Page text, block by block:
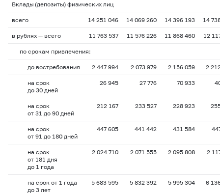
Вклады (депозиты) физических лиц
всего 14 251 046 14 069 260 14 396 193 14
в рублях — всего 11 763 537 11 576 226 11 868 460 12
по срокам привлечения:
до востребования 2 447 994 2 073 979 2 156 059 2
на срок
до 30 дней
26 945 27 776 70 933
на срок
от 31 до 90 дней
212 167 233 527 228 923
на срок
от 91 до 180 дней
447 605 441 442 431 584
на срок
от 181 дня
до 1 года
2 024 710 2 071 555 2 095 808 2
на срок от 1 года
до 3 лет
5 683 595 5 832 392 5 995 304 6